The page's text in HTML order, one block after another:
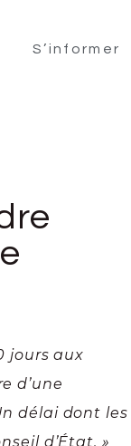
S’informer
jours aux
d’une
délai dont les
d’État. »